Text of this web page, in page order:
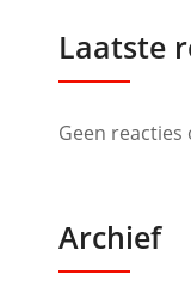
Laatste
Geen
Archief